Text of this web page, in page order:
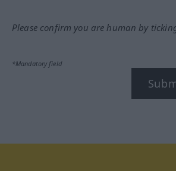
Please confirm you are human by
*Mandatory field